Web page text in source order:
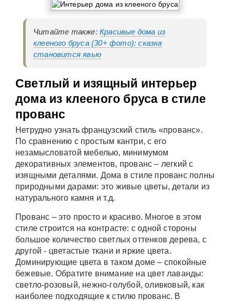
Читайте также: Красивые дома из
клееного бруса (30+ фото): сказка
становится явью
Светлый и изящный интерьер
дома из клееного бруса в стиле
прованс
Нетрудно узнать французский стиль «прованс».
По сравнению с простым кантри, с его
незамысловатой мебелью, минимумом
декоративных элементов, прованс – легкий с
изящными деталями. Дома в стиле прованс полны
природными дарами: это живые цветы, детали из
натурального камня и т.д.
Прованс – это просто и красиво. Многое в этом
стиле строится на контрасте: с одной стороны
большое количество светлых оттенков дерева, с
другой - цветастые ткани и яркие цвета.
Доминирующие цвета в таком доме – спокойные
бежевые. Обратите внимание на цвет лаванды:
светло-розовый, нежно-голубой, оливковый, как
наиболее подходящие к стилю прованс. В